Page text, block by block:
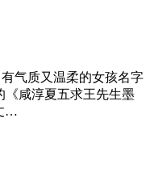
气质又温柔的女孩名字
《咸淳夏五求王先生墨
…